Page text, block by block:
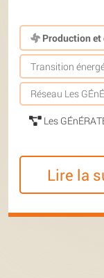
Production
Transition
Réseau Les
Les
Lire la